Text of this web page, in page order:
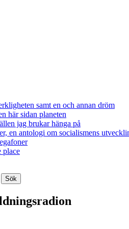
samt en och annan dröm
här sidan planeten
jag brukar hänga på
en antologi om socialismens
place